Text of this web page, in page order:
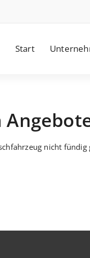
Start
nicht